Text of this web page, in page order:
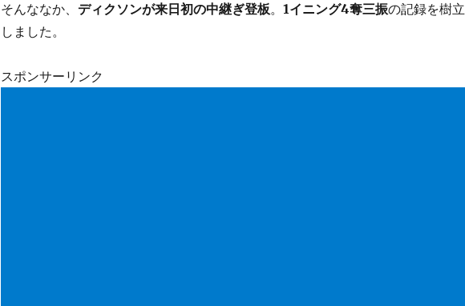
そんななか、 ディクソンが来日初の中継ぎ登板。 1イニング4奪三振の記録を樹立
しました。
スポンサーリンク